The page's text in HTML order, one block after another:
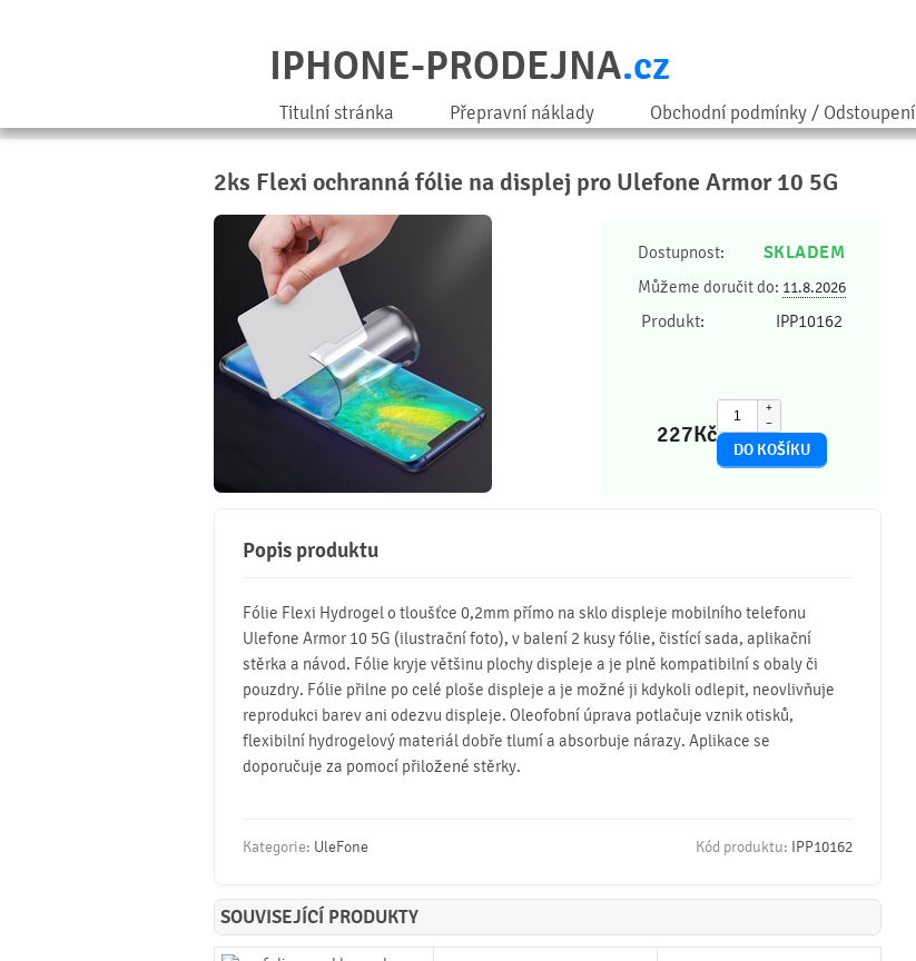
IPHONE-PRODEJNA.cz
Titulní stránka Přepravní náklady Obchodní podmínky / Odstoupení
2ks Flexi ochranná fólie na displej pro Ulefone Armor 10 5G
Dostupnost: SKLADEM
Můžeme doručit do: 11.8.2026
Produkt: IPP10162
227Kč
+
−
Popis produktu
Fólie Flexi Hydrogel o tloušťce 0,2mm přímo na sklo displeje mobilního telefonu
Ulefone Armor 10 5G (ilustrační foto), v balení 2 kusy fólie, čistící sada, aplikační
stěrka a návod. Fólie kryje většinu plochy displeje a je plně kompatibilní s obaly či
pouzdry. Fólie přilne po celé ploše displeje a je možné ji kdykoli odlepit, neovlivňuje
reprodukci barev ani odezvu displeje. Oleofobní úprava potlačuje vznik otisků,
flexibilní hydrogelový materiál dobře tlumí a absorbuje nárazy. Aplikace se
doporučuje za pomocí přiložené stěrky.
Kategorie: UleFone Kód produktu: IPP10162
SOUVISEJÍCÍ PRODUKTY